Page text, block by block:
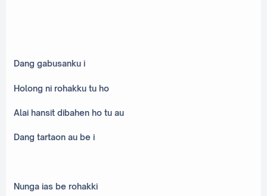
Dang gabusanku i
Holong ni rohakku tu ho
Alai hansit dibahen ho tu au
Dang tartaon au be i
Nunga ias be rohakki